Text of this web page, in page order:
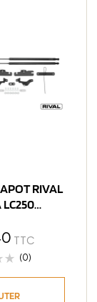
RIVAL
LC250
TTC
(0)